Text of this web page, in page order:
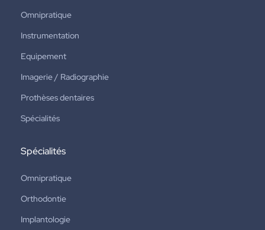
Omnipratique
Instrumentation
Equipement
Imagerie / Radiographie
Prothèses dentaires
Spécialités
Spécialités
Omnipratique
Orthodontie
Implantologie